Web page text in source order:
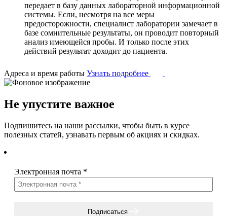
передает в базу данных лабораторной информационной
системы. Если, несмотря на все меры
предосторожности, специалист лаборатории замечает в
базе сомнительные результаты, он проводит повторный
анализ имеющейся пробы. И только после этих
действий результат доходит до пациента.
Адреса и время работы Узнать подробнее
Не упустите важное
Подпишитесь на наши рассылки, чтобы быть в курсе
полезных статей, узнавать первым об акциях и скидках.
Электронная почта *
Подписаться